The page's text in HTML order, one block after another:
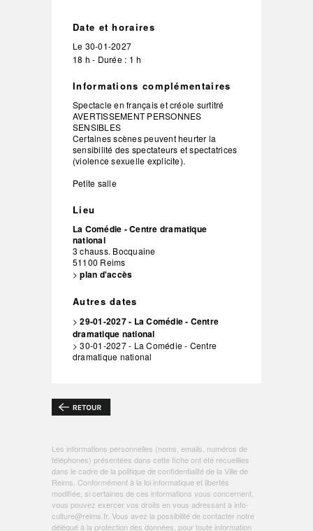
Date et horaires
Le 30-01-2027
18 h - Durée : 1 h
Informations complémentaires
Spectacle en français et créole surtitré
AVERTISSEMENT PERSONNES
SENSIBLES
Certaines scènes peuvent heurter la
sensibilité des spectateurs et spectatrices
(violence sexuelle explicite).
Petite salle
Lieu
La Comédie - Centre dramatique
national
3 chauss. Bocquaine
51100 Reims
>plan d'accès
Autres dates
>29-01-2027 - La Comédie - Centre
dramatique national
> 30-01-2027 - La Comédie - Centre
dramatique national
Les informations personnelles (noms, emails, numéros de
téléphones) présentées dans cette fiche ont été recueillies
dans le cadre de la politique deconfidentialité de la Ville de
Reims . Conformément à la loi informatique et libertés
modifiée, si certaines de ces informations vous concernent,
vous pouvez exercer vos droits en vous adressant à info-
culture@reims.fr. Vous avez la possibilité de contacter notre
délégué à la protection des données, pour toute information